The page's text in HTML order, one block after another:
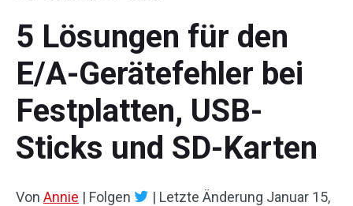
5 Lösungen für den
E/A-Gerätefehler bei
Festplatten, USB-
Sticks und SD-Karten
Von Annie | Folgen | Letzte Änderung Januar 15,